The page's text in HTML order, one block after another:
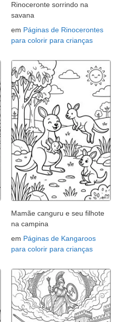
Rinoceronte sorrindo na
savana
em Páginas de Rinocerontes
para colorir para crianças
Mamãe canguru e seu filhote
na campina
em Páginas de Kangaroos
para colorir para crianças